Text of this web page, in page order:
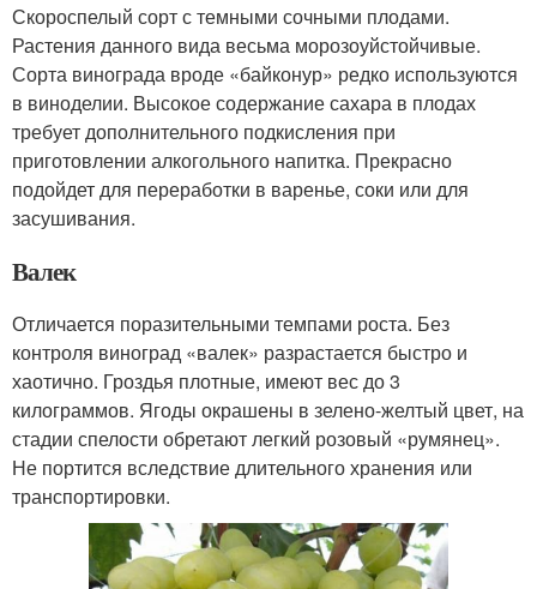
Скороспелый сорт с темными сочными плодами.
Растения данного вида весьма морозоуйстойчивые.
Сорта винограда вроде «байконур» редко используются
в виноделии. Высокое содержание сахара в плодах
требует дополнительного подкисления при
приготовлении алкогольного напитка. Прекрасно
подойдет для переработки в варенье, соки или для
засушивания.
Валек
Отличается поразительными темпами роста. Без
контроля виноград «валек» разрастается быстро и
хаотично. Гроздья плотные, имеют вес до 3
килограммов. Ягоды окрашены в зелено-желтый цвет, на
стадии спелости обретают легкий розовый «румянец».
Не портится вследствие длительного хранения или
транспортировки.